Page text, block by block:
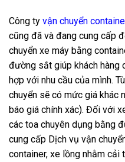
Công ty vận chuyển
cũng đã và đang cung cấp
chuyển xe máy bằng
đường sắt giúp khách hàng
hợp với nhu cầu của mình.
chuyển sẽ có mức giá khác
báo giá chính xác). Đối với
các toa chuyên dụng bằng
cung cấp Dịch vụ vận
container, xe lồng nhằm cải